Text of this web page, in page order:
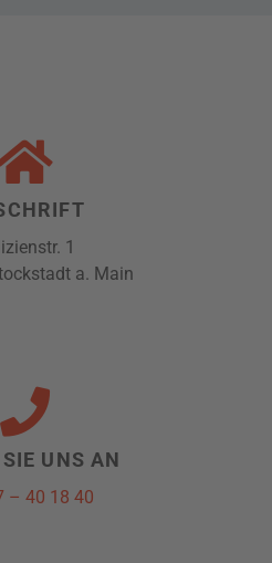
1
a. Main
UNS AN
– 40 18 40